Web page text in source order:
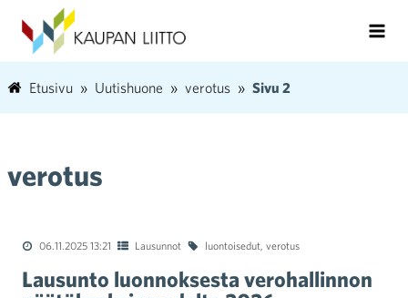
Etusivu Uutishuone verotus Sivu 2
verotus
06.11.2025 13:21 Lausunnot luontoisedut, verotus
Lausunto luonnoksesta verohallinnon